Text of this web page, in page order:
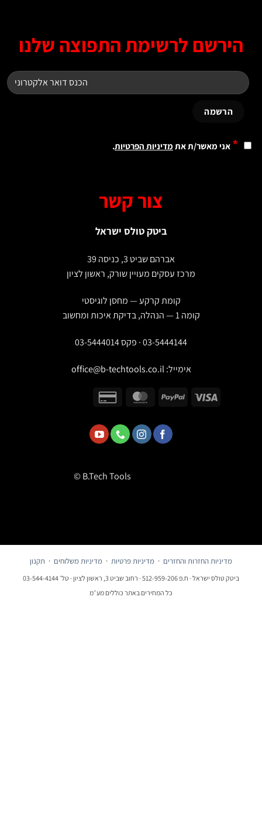
לרשימת התפוצה שלנו
אני מאשר/ת אתמדיניות הפרטיות.
צור קשר
ביטק טולס ישראל
אברהם שביט 3, כניסה 39
מרכז עסקים מעויין שורק, ראשון לציון
קומת קרקע — מחסן לוגיסטי
03-5444144 · פקס 03-5444014
אימייל:office@b-techtools.co.il
© B.Tech Tools
מדיניות החזרות והחזרים ·מדיניות פרטיות·מדיניות משלוחים·תקנון
ביטק טולס ישראל · ח.פ 512-959-206 · רחוב שביט 3, ראשון לציון · טל׳ 03-544-4144
כל המחירים באתר כוללים מע״מ